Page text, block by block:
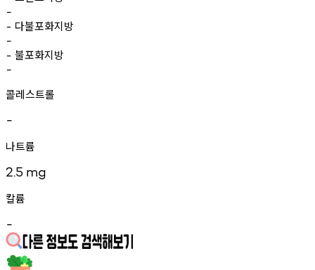
-
- 다불포화지방
-
- 불포화지방
-
콜레스트롤
-
나트륨
2.5 mg
칼륨
-